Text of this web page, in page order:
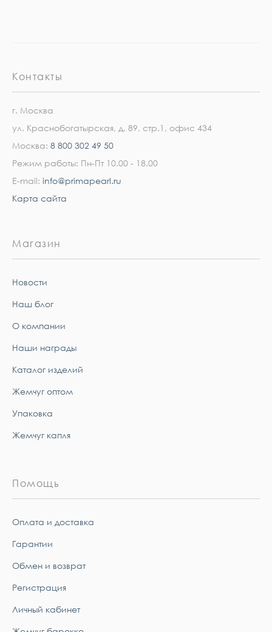
Контакты
г. Москва
ул. Краснобогатырская, д. 89, стр.1, офис 434
Москва: 8 800 302 49 50
Режим работы: Пн-Пт 10.00 - 18.00
E-mail: info@primapearl.ru
Карта сайта
Магазин
Новости
Наш блог
О компании
Наши награды
Каталог изделий
Жемчуг оптом
Упаковка
Жемчуг капля
Помощь
Оплата и доставка
Гарантии
Обмен и возврат
Регистрация
Личный кабинет